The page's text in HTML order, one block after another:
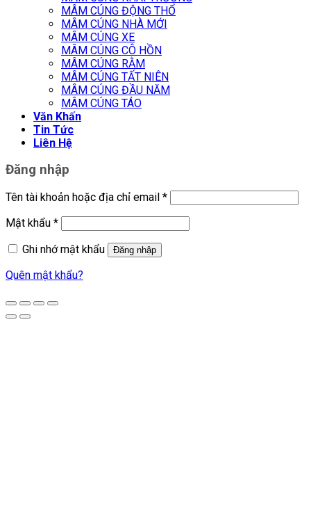
MÂM CÚNG ĐỘNG THỔ
MÂM CÚNG NHÀ MỚI
MÂM CÚNG XE
MÂM CÚNG CÔ HỒN
MÂM CÚNG RẰM
MÂM CÚNG TẤT NIÊN
MÂM CÚNG ĐẦU NĂM
MÂM CÚNG TÁO
Văn Khấn
Tin Tức
Liên Hệ
Đăng nhập
Tên tài khoản hoặc địa chỉ email *
Mật khẩu *
Ghi nhớ mật khẩu
Đăng nhập
Quên mật khẩu?